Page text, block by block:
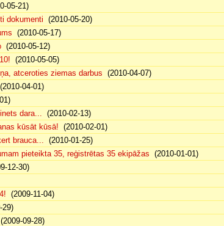
05-21)
dokumenti (2010-05-20)
(2010-05-17)
(2010-05-12)
(2010-05-05)
atceroties ziemas darbus (2010-04-07)
(2010-04-01)
dara... (2010-02-13)
kūsāt kūsā! (2010-02-01)
brauca... (2010-01-25)
pieteikta 35, reģistrētas 35 ekipāžas (2010-01-01)
12-30)
(2009-11-04)
(2009-09-28)